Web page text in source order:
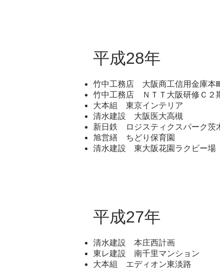
平成28年
竹中工務店 大阪商工信用金庫本
竹中工務店 ＮＴＴ大阪研修Ｃ２
大本組 東京インテリア
清水建設 大阪医大高槻
新日鉄 ロジスティクスパーク茨
旭営繕 ちどり保育園
清水建設 東大阪花園ラクビー場
平成27年
清水建設 本庄西計画
東レ建設 南千里マンション
大本組 エディオン東淡路